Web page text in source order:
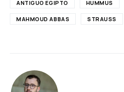
ANTIGUO EGIPTO HUMMUS
MAHMOUD ABBAS STRAUSS